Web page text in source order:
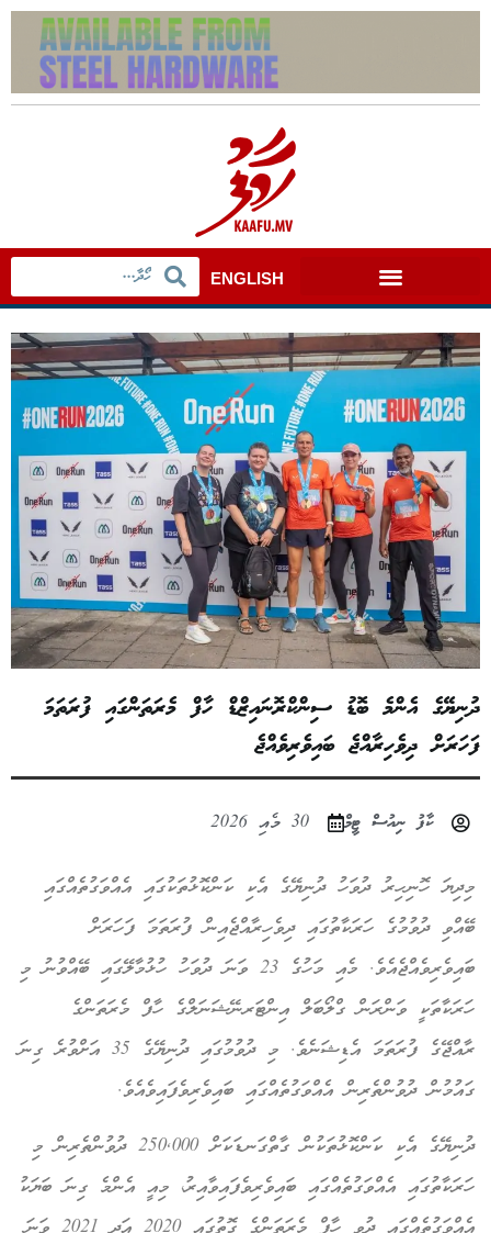
ENGLISH
ދުނިޔޭގެ އެންމެ ބޮޑު ސިންކްރޮނައިޒްޑް ހާފް މެރަތަންގައި ފުރަތަމަ
ފަހަރަށް ދިވެހިރާއްޖެ ބައިވެރިވެއްޖެ
ކާފު ނިއުސް ޓީމް 30 މެއި 2026
މިދިޔަ ހޮނިހިރު ދުވަހު ދުނިޔޭގެ އެކި ކަންކޮޅުތަކުގައި އެއްވަގުތެއްގައި
ބޭއްވި ދުވުމުގެ ހަރަކާތުގައި ދިވެހިރާއްޖެއިން ފުރަތަމަ ފަހަރަށް
ބައިވެރިވެއްޖެއެވެ. މެއި މަހުގެ 23 ވަނަ ދުވަހު ހުޅުމާލޭގައި ބޭއްވުނު މި
ހަރަކާތަކީ ވަންރަން ގްލޯބަލް އިންޓަރނޭޝަނަލްގެ ހާފް މެރަތަންގެ
ރާއްޖޭގެ ފުރަތަމަ އެޑިޝަނެވެ. މި ދުވުމުގައި ދުނިޔޭގެ 35 އަށްވުރެ ގިނަ
ގައުމުން ދުވުންތެރިން އެއްވަގުތެއްގައި ބައިވެރިވެފައިވެއެވެ.
ދުނިޔޭގެ އެކި ކަންކޮޅުތަކުން ގާތްގަނޑަކަށް 250,000 ދުވުންތެރިން މި
ހަރަކާތުގައި އެއްވަގުތެއްގައި ބައިވެރިވެފައިވާއިރު، މިއީ އެންމެ ގިނަ ބަޔަކު